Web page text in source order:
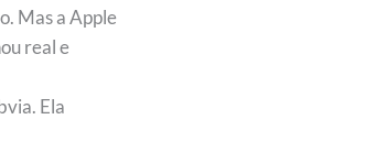
Mas a Apple
real e
Ela